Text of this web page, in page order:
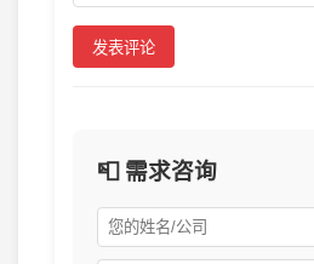
发表评论
📮 需求咨询